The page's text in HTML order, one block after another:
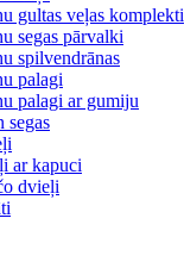
gultas veļas komplekti
segas pārvalki
spilvendrānas
palagi
palagi ar gumiju
segas
ar kapuci
dvieļi